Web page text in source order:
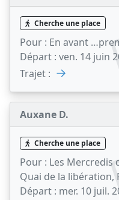
Cherche une place
Pour : En avant
Départ : ven. 14 juin
Trajet : →
Auxane D.
Cherche une place
Pour : Les Mercredis
Quai de la libération,
Départ : mer. 10 juil.